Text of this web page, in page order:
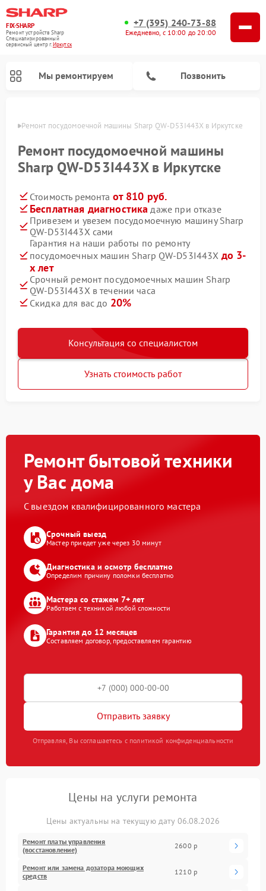
FIX-SHARP
Ремонт устройств Sharp
Специализированный
cервисный центр г.Иркутск
+7 (395) 240-73-88
Ежедневно, с 10:00 до 20:00
Мы ремонтируем Позвонить
Ремонт посудомоечной машины Sharp QW-D53I443X в Иркутске
Ремонт посудомоечной машины
Sharp QW-D53I443X в Иркутске
Стоимость ремонта от 810 руб.
Бесплатная диагностика даже при отказе
Привезем и увезем посудомоечную машину Sharp
QW-D53I443X сами
Гарантия на наши работы по ремонту
посудомоечных машин Sharp QW-D53I443X до 3-
х лет
Срочный ремонт посудомоечных машин Sharp
QW-D53I443X в течении часа
Скидка для вас до 20%
Консультация со специалистом
Узнать стоимость работ
Ремонт бытовой техники
у Вас дома
С выездом квалифицированного мастера
Срочный выезд
Мастер приедет уже через 30 минут
Диагностика и осмотр бесплатно
Определим причину поломки бесплатно
Мастера со стажем 7+ лет
Работаем с техникой любой сложности
Гарантия до 12 месяцев
Составляем договор, предоставляем гарантию
Отправить заявку
Отправляя, Вы соглашаетесь с политикой конфиденциальности
Цены на услуги ремонта
Цены актуальны на текущую дату 06.08.2026
Ремонт платы управления
(восстановление)
2600 р
Ремонт или замена дозатора моющих
средств
1210 р